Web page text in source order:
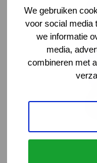
We gebruiken
voor social media
we informatie
media,
combineren met